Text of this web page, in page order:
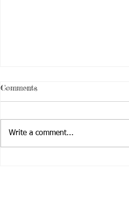
Comments
Write a comment...